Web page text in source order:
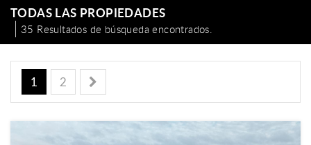
TODAS LAS PROPIEDADES
35 Resultados de búsqueda encontrados.
1 2